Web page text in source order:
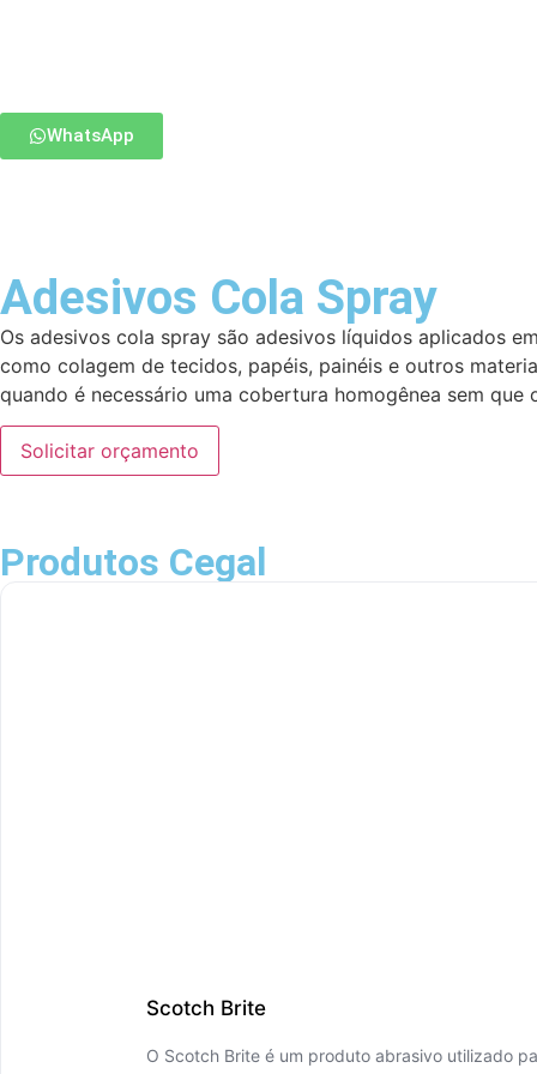
WhatsApp
Adesivos Cola Spray
Os adesivos cola spray são adesivos líquidos aplicados
como colagem de tecidos, papéis, painéis e outros
quando é necessário uma cobertura homogênea sem que
Solicitar orçamento
Produtos Cegal
Scotch Brite
O Scotch Brite é um produto abrasivo utilizado